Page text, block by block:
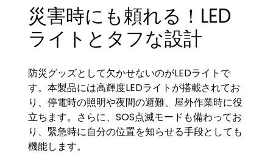
災害時にも頼れる！LED
ライトとタフな設計
防災グッズとして欠かせないのがLEDライトで
す。本製品には高輝度LEDライトが搭載されてお
り、停電時の照明や夜間の避難、屋外作業時に役
立ちます。さらに、SOS点滅モードも備わってお
り、緊急時に自分の位置を知らせる手段としても
機能します。